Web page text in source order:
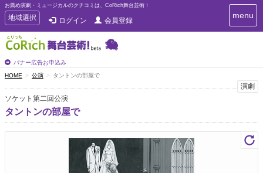
お薦め演劇・ミュージカルのクチコミは、CoRich舞台芸術！
T
o
g
g
e
n
a
v
i
g
地域選択 ログイン 会員登録
バナー広告お申込み
T
o
i
g
menu
HOME 公演 タントンの部屋で
演劇
ソケット第二回公演
タントンの部屋で